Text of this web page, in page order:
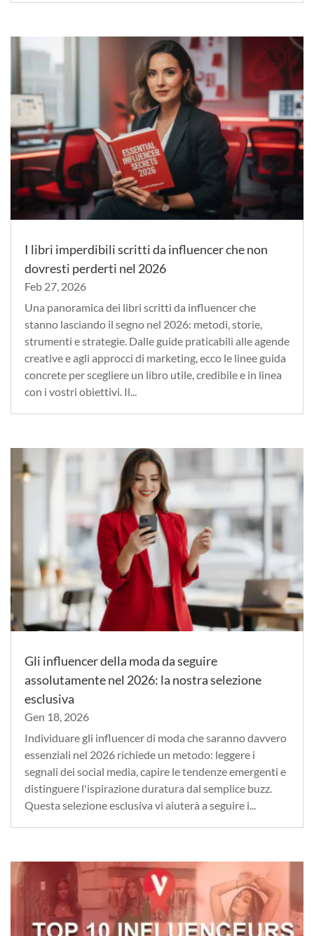
I libri imperdibili scritti da influencer che non
dovresti perderti nel 2026
Feb 27, 2026
Una panoramica dei libri scritti da influencer che
stanno lasciando il segno nel 2026: metodi, storie,
strumenti e strategie. Dalle guide praticabili alle agende
creative e agli approcci di marketing, ecco le linee guida
concrete per scegliere un libro utile, credibile e in linea
con i vostri obiettivi. Il...
Gli influencer della moda da seguire
assolutamente nel 2026: la nostra selezione
esclusiva
Gen 18, 2026
Individuare gli influencer di moda che saranno davvero
essenziali nel 2026 richiede un metodo: leggere i
segnali dei social media, capire le tendenze emergenti e
distinguere l'ispirazione duratura dal semplice buzz.
Questa selezione esclusiva vi aiuterà a seguire i...